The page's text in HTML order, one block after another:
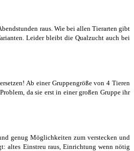
raus. Wie bei allen Tierarten gibt
Leider bleibt die Qualzucht auch bei
Ab einer Gruppengröße von 4 Tieren
da sie erst in einer großen Gruppe ihr
genug Möglichkeiten zum verstecken und
altes Einstreu raus, Einrichtung wenn nötig